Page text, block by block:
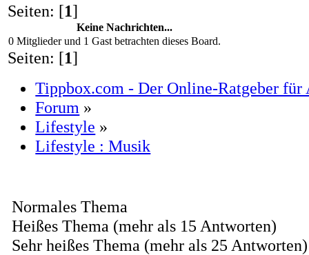
Seiten: [1]
Keine Nachrichten...
0 Mitglieder und 1 Gast betrachten dieses Board.
Seiten: [1]
Tippbox.com - Der Online-Ratgeber für
Forum »
Lifestyle »
Lifestyle : Musik
Normales Thema
Heißes Thema (mehr als 15 Antworten)
Sehr heißes Thema (mehr als 25 Antworten)